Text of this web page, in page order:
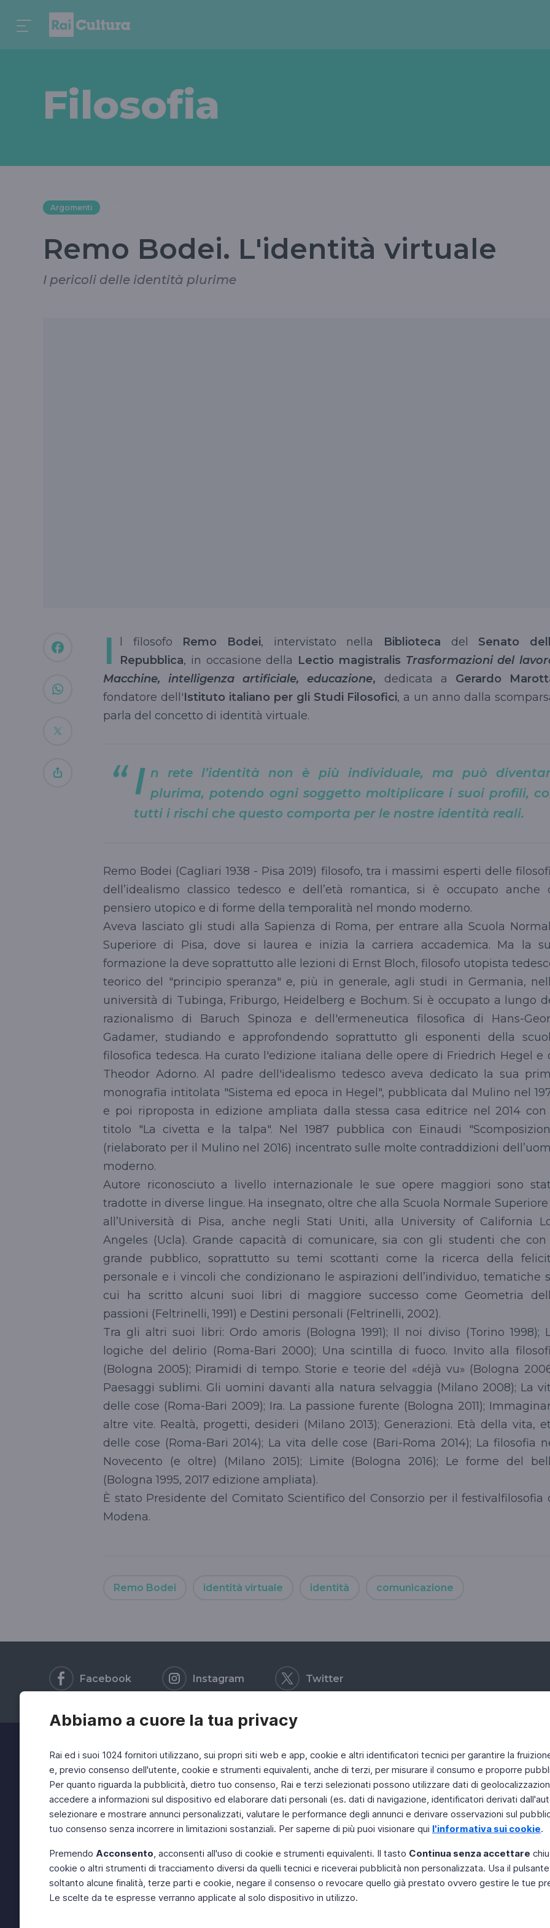
Abbiamo a cuore la tua privacy
Rai ed i suoi 1024 fornitori utilizzano, sui propri siti web e app, cookie e altri identificatori tecnici per garantire la
e, previo consenso dell'utente, cookie e strumenti equivalenti, anche di terzi, per misurare il consumo e proporre
Per quanto riguarda la pubblicità, dietro tuo consenso, Rai e terzi selezionati possono utilizzare dati di
accedere a informazioni sul dispositivo ed elaborare dati personali (es. dati di navigazione, identificatori derivati
selezionare e mostrare annunci personalizzati, valutare le performance degli annunci e derivare osservazioni sul
tuo consenso senza incorrere in limitazioni sostanziali. Per saperne di più puoi visionare qui l'informativa sui cookie.
Premendo Acconsento, acconsenti all'uso di cookie e strumenti equivalenti. Il tasto Continua senza accettare
cookie o altri strumenti di tracciamento diversi da quelli tecnici e riceverai pubblicità non personalizzata. Usa il pulsante
soltanto alcune finalità, terze parti e cookie, negare il consenso o revocare quello già prestato ovvero gestire le tue
Le scelte da te espresse verranno applicate al solo dispositivo in utilizzo.
Filosofia
Argomenti
Remo Bodei. L'identità virtuale
I pericoli delle identità plurime
I l filosofo Remo Bodei, intervistato nella Biblioteca del Senato
Repubblica, in occasione della Lectio magistralis Trasformazioni del
Macchine, intelligenza artificiale, educazione, dedicata a Gerardo
fondatore dell'Istituto italiano per gli Studi Filosofici, a un anno dalla
parla del concetto di identità virtuale.
I n rete l’identità non è più individuale, ma può
plurima, potendo ogni soggetto moltiplicare i suoi profili,
tutti i rischi che questo comporta per le nostre identità reali.
Remo Bodei (Cagliari 1938 - Pisa 2019) filosofo, tra i massimi esperti delle
dell’idealismo classico tedesco e dell’età romantica, si è occupato anche
pensiero utopico e di forme della temporalità nel mondo moderno.
Aveva lasciato gli studi alla Sapienza di Roma, per entrare alla Scuola
Superiore di Pisa, dove si laurea e inizia la carriera accademica. Ma la
formazione la deve soprattutto alle lezioni di Ernst Bloch, filosofo utopista
teorico del "principio speranza" e, più in generale, agli studi in Germania,
università di Tubinga, Friburgo, Heidelberg e Bochum. Si è occupato a lungo
razionalismo di Baruch Spinoza e dell'ermeneutica filosofica di Hans-
Gadamer, studiando e approfondendo soprattutto gli esponenti della
filosofica tedesca. Ha curato l'edizione italiana delle opere di Friedrich Hegel e
Theodor Adorno. Al padre dell'idealismo tedesco aveva dedicato la sua
monografia intitolata "Sistema ed epoca in Hegel", pubblicata dal Mulino nel
e poi riproposta in edizione ampliata dalla stessa casa editrice nel 2014 con
titolo "La civetta e la talpa". Nel 1987 pubblica con Einaudi
(rielaborato per il Mulino nel 2016) incentrato sulle molte contraddizioni
moderno.
Autore riconosciuto a livello internazionale le sue opere maggiori sono
tradotte in diverse lingue. Ha insegnato, oltre che alla Scuola Normale Superiore
all’Università di Pisa, anche negli Stati Uniti, alla University of California
Angeles (Ucla). Grande capacità di comunicare, sia con gli studenti che con
grande pubblico, soprattutto su temi scottanti come la ricerca della
personale e i vincoli che condizionano le aspirazioni dell’individuo, tematiche
cui ha scritto alcuni suoi libri di maggiore successo come Geometria
passioni (Feltrinelli, 1991) e Destini personali (Feltrinelli, 2002).
Tra gli altri suoi libri: Ordo amoris (Bologna 1991); Il noi diviso (Torino 1998);
logiche del delirio (Roma-Bari 2000); Una scintilla di fuoco. Invito alla
(Bologna 2005); Piramidi di tempo. Storie e teorie del «déjà vu» (Bologna
Paesaggi sublimi. Gli uomini davanti alla natura selvaggia (Milano 2008); La
delle cose (Roma-Bari 2009); Ira. La passione furente (Bologna 2011);
altre vite. Realtà, progetti, desideri (Milano 2013); Generazioni. Età della vita,
delle cose (Roma-Bari 2014); La vita delle cose (Bari-Roma 2014); La filosofia
Novecento (e oltre) (Milano 2015); Limite (Bologna 2016); Le forme del
(Bologna 1995, 2017 edizione ampliata).
È stato Presidente del Comitato Scientifico del Consorzio per il festivalfilosofia
Modena.
Remo Bodei identità virtuale identità comunicazione
Facebook Instagram Twitter